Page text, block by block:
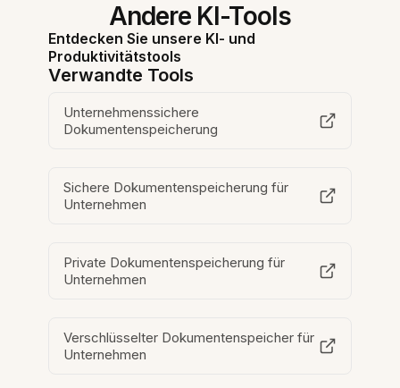
Andere KI-Tools
Entdecken Sie unsere KI- und
Produktivitätstools
Verwandte Tools
Unternehmenssichere
Dokumentenspeicherung
Sichere Dokumentenspeicherung für
Unternehmen
Private Dokumentenspeicherung für
Unternehmen
Verschlüsselter Dokumentenspeicher für
Unternehmen